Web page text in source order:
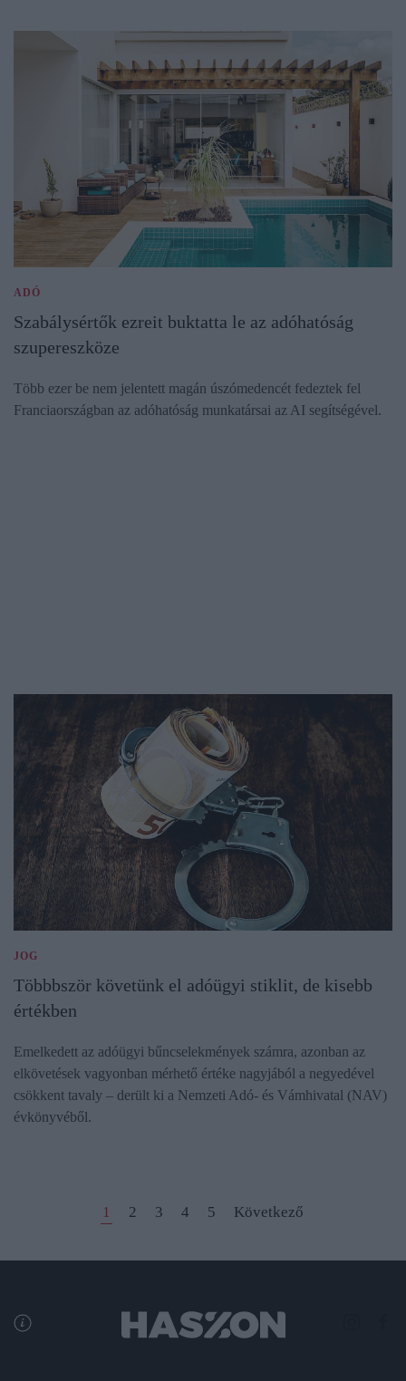
ADÓ
Szabálysértők ezreit buktatta le az adóhatóság
szupereszköze
Több ezer be nem jelentett magán úszómedencét fedeztek fel
Franciaországban az adóhatóság munkatársai az AI segítségével.
JOG
Többbször követünk el adóügyi stiklit, de kisebb
értékben
Emelkedett az adóügyi bűncselekmények számra, azonban az
elkövetések vagyonban mérhető értéke nagyjából a negyedével
csökkent tavaly – derült ki a Nemzeti Adó- és Vámhivatal (NAV)
évkönyvéből.
1 2 3 4 5 Következő